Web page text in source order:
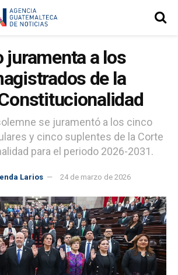
juramenta a los
de la
se juramentó a los cinco
y cinco suplentes de la Corte
para el periodo 2026-2031.
Larios 24 de marzo de 2026